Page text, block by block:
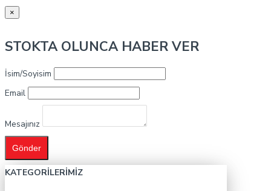
×
STOKTA OLUNCA HABER VER
İsim/Soyisim
Email
Mesajınız
Gönder
KATEGORILERIMIZ